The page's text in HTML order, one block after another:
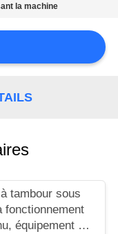
la machine
tambour sous
fonctionnement
équipement de